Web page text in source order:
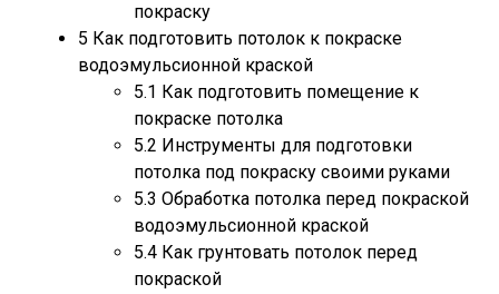
покраску
5 Как подготовить потолок к покраске
водоэмульсионной краской
5.1 Как подготовить помещение к
покраске потолка
5.2 Инструменты для подготовки
потолка под покраску своими руками
5.3 Обработка потолка перед покраской
водоэмульсионной краской
5.4 Как грунтовать потолок перед
покраской